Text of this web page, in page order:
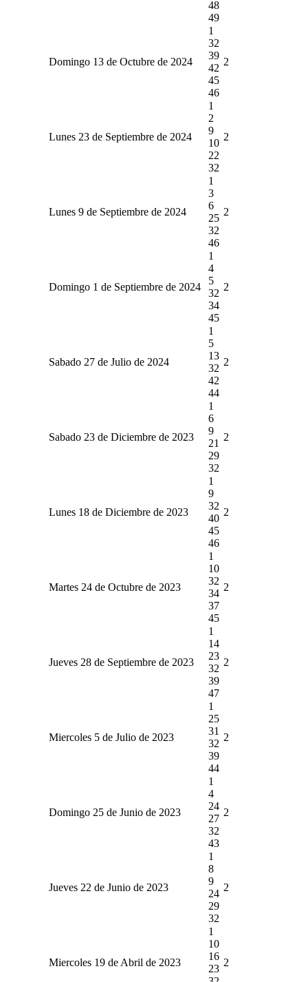
48
49
Domingo 13 de Octubre de 2024
1
32
39
42
45
46
2
Lunes 23 de Septiembre de 2024
1
2
9
10
22
32
2
Lunes 9 de Septiembre de 2024
1
3
6
25
32
46
2
Domingo 1 de Septiembre de 2024
1
4
5
32
34
45
2
Sabado 27 de Julio de 2024
1
5
13
32
42
44
2
Sabado 23 de Diciembre de 2023
1
6
9
21
29
32
2
Lunes 18 de Diciembre de 2023
1
9
32
40
45
46
2
Martes 24 de Octubre de 2023
1
10
32
34
37
45
2
Jueves 28 de Septiembre de 2023
1
14
23
32
39
47
2
Miercoles 5 de Julio de 2023
1
25
31
32
39
44
2
Domingo 25 de Junio de 2023
1
4
24
27
32
43
2
Jueves 22 de Junio de 2023
1
8
9
24
29
32
2
Miercoles 19 de Abril de 2023
1
10
16
23
2